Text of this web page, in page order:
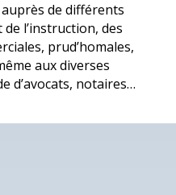
de différents
l’instruction, des
prud’homales,
aux diverses
d’avocats, notaires…